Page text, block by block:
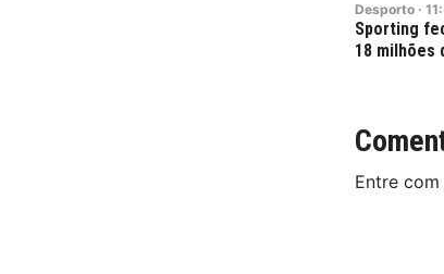
Desporto ·
Sporting
18 milhões
Entre